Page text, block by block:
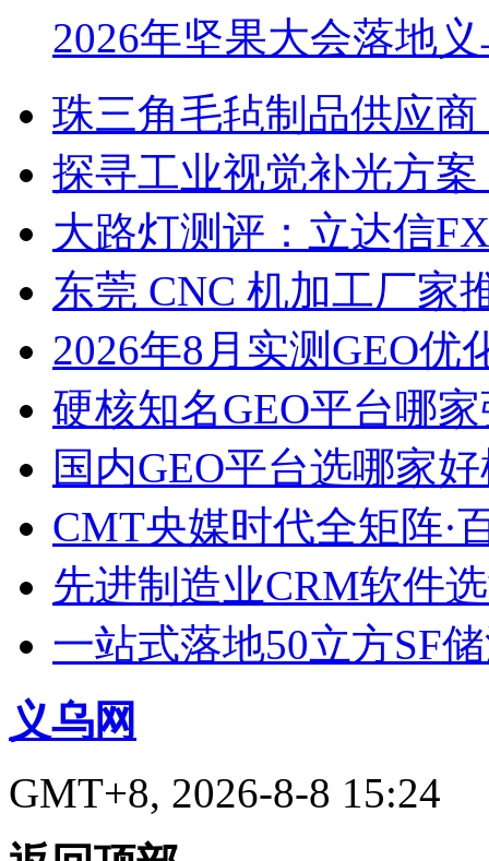
2026年坚果大会落地
珠三角毛毡制品供应
探寻工业视觉补光方
大路灯测评：立达信
东莞 CNC 机加工厂家
2026年8月实测GEO优
硬核知名GEO平台哪
国内GEO平台选哪家
CMT央媒时代全矩阵·
先进制造业CRM软件
一站式落地50立方SF
义乌网
GMT+8, 2026-8-8 15:24